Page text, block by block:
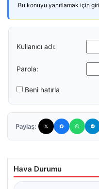
Bu konuyu yanıtlamak için
Kullanıcı adı:
Parola:
Beni hatırla
Paylaş:
Hava Durumu